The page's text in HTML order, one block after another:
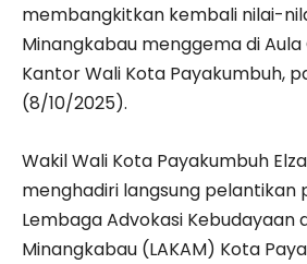
membangkitkan kembali nilai-
Minangkabau menggema di Aula
Kantor Wali Kota Payakumbuh,
(8/10/2025).
Wakil Wali Kota Payakumbuh
menghadiri langsung pelantikan
Lembaga Advokasi Kebudayaan
Minangkabau (LAKAM) Kota